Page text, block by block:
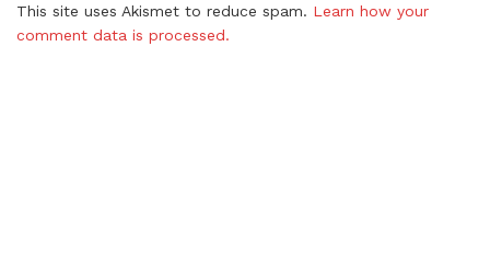
This site uses Akismet to reduce spam. Learn how your
comment data is processed.